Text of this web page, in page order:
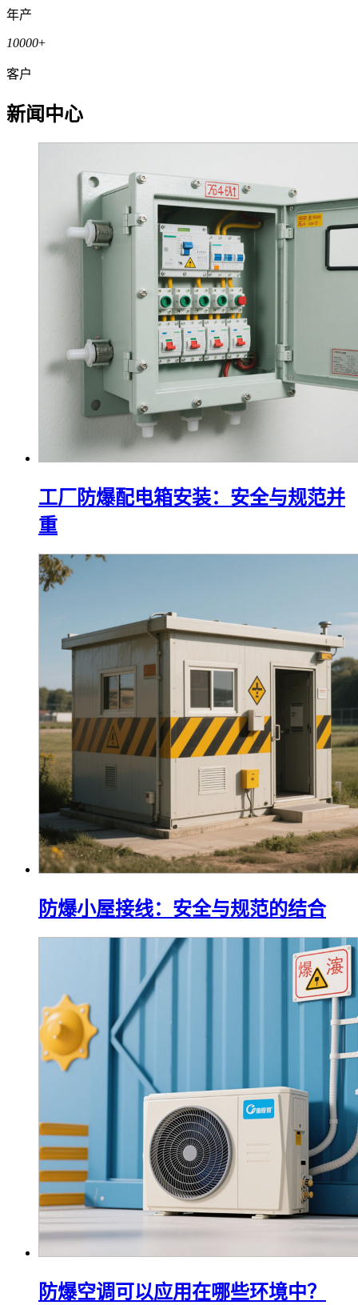
年产
10000+
客户
新闻中心
工厂防爆配电箱安装：安全与规范并
重
防爆小屋接线：安全与规范的结合
防爆空调可以应用在哪些环境中？